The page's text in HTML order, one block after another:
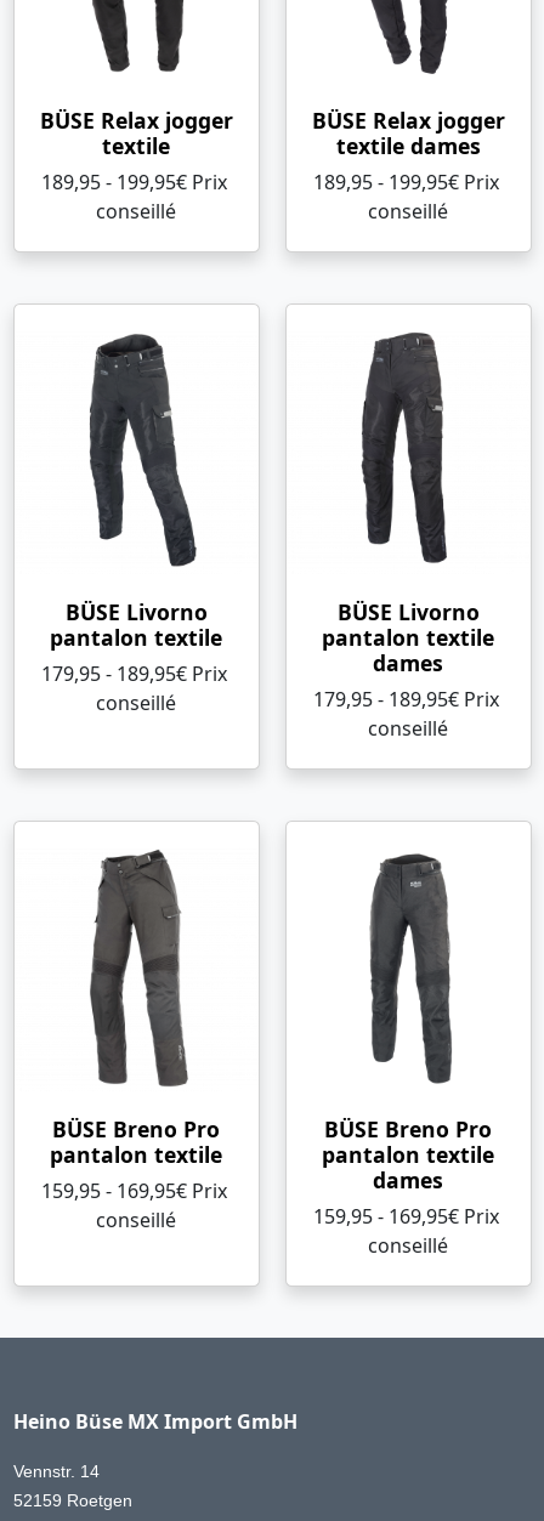
BÜSE Relax jogger
textile
189,95 - 199,95€ Prix ​​
conseillé
BÜSE Relax jogger
textile dames
189,95 - 199,95€ Prix ​​
conseillé
BÜSE Livorno
pantalon textile
179,95 - 189,95€ Prix ​​
conseillé
BÜSE Livorno
pantalon textile
dames
179,95 - 189,95€ Prix ​​
conseillé
BÜSE Breno Pro
pantalon textile
159,95 - 169,95€ Prix ​​
conseillé
BÜSE Breno Pro
pantalon textile
dames
159,95 - 169,95€ Prix ​​
conseillé
Heino Büse MX Import GmbH
Vennstr. 14
52159 Roetgen